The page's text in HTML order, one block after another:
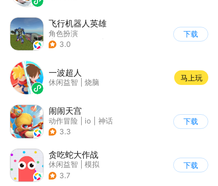
飞行机器人英雄
角色扮演
| 第三人称射击
3.0
下载
一波超人
休闲益智 烧脑
马上玩
闹闹天宫
动作冒险 io
神话
| 中国风
3.3
下载
贪吃蛇大作战
休闲益智
模拟
| 贪吃蛇
3.7
下载